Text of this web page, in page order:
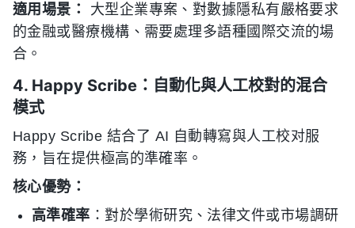
適用場景：
大型企業專案、對數據隱私有嚴格要求
的金融或醫療機構、需要處理多語種國際交流的場
合。
4. Happy Scribe：自動化與人工校對的混合
模式
Happy Scribe 結合了 AI 自動轉寫與人工校对服
務，旨在提供極高的準確率。
核心優勢：
高準確率 ：對於學術研究、法律文件或市場調研